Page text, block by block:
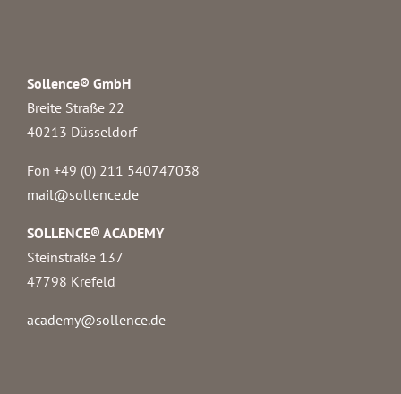
Sollence® GmbH
Breite Straße 22
40213 Düsseldorf
Fon +49 (0) 211 540747038‬
mail@sollence.de
SOLLENCE® ACADEMY
Steinstraße 137
47798 Krefeld
academy@sollence.de